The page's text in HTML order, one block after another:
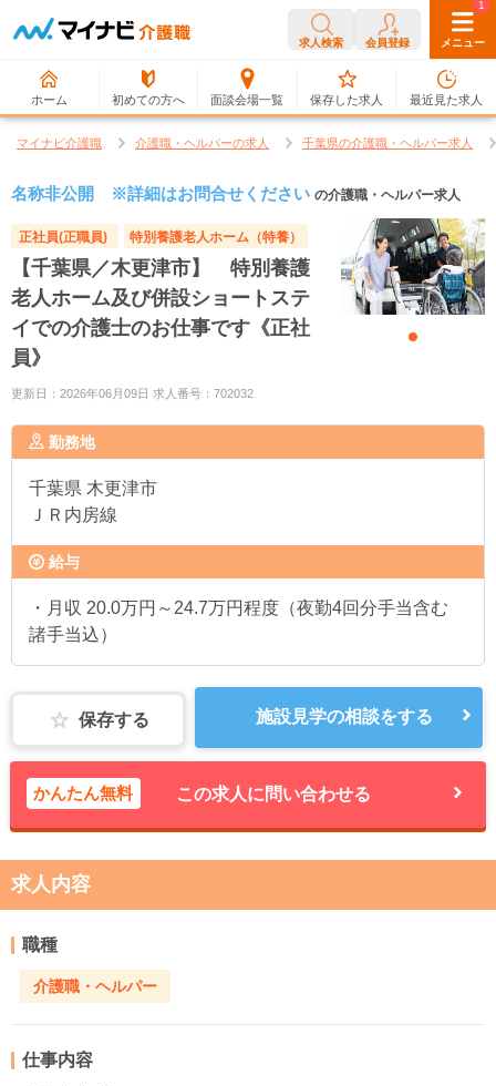
求人検索 会員登録 メニュー
ホーム 初めての方へ 面談会場一覧
0
保存した求人
1
最近見た求人
マイナビ介護職 介護職・ヘルパーの求人 千葉県の介護職・ヘルパー求人
名称非公開 ※詳細はお問合せください の介護職・ヘルパー求人
正社員(正職員) 特別養護老人ホーム（特養）
【千葉県／木更津市】 特別養護
老人ホーム及び併設ショートステ
イでの介護士のお仕事です《正社
員》
更新日：2026年06月09日 求人番号：702032
勤務地
千葉県 木更津市
ＪＲ内房線
給与
・月収 20.0万円～24.7万円程度（夜勤4回分手当含む
諸手当込）
保存する 施設見学の相談をする
かんたん無料 この求人に問い合わせる
求人内容
職種
介護職・ヘルパー
仕事内容